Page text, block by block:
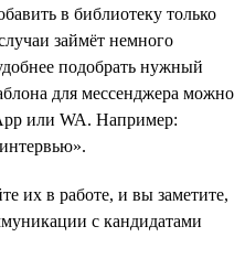
в библиотеку только
займёт немного
подобрать нужный
для мессенджера можно
или WA. Например:
их в работе, и вы заметите,
с кандидатами